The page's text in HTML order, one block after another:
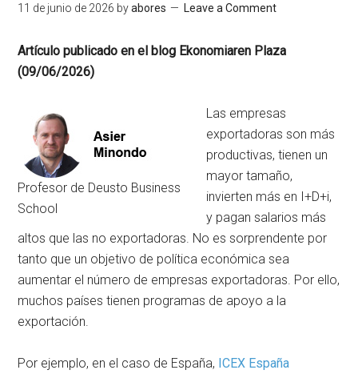
11 de junio de 2026 byabores Leave a Comment
Artículo publicado en el blog Ekonomiaren Plaza
(09/06/2026)
Profesor de Deusto Business
School
Las empresas
exportadoras son más
productivas, tienen un
mayor tamaño,
invierten más en I+D+i,
y pagan salarios más
altos que las no exportadoras. No es sorprendente por
tanto que un objetivo de política económica sea
aumentar el número de empresas exportadoras. Por ello,
muchos países tienen programas de apoyo a la
exportación.
Por ejemplo, en el caso de España, ICEX España